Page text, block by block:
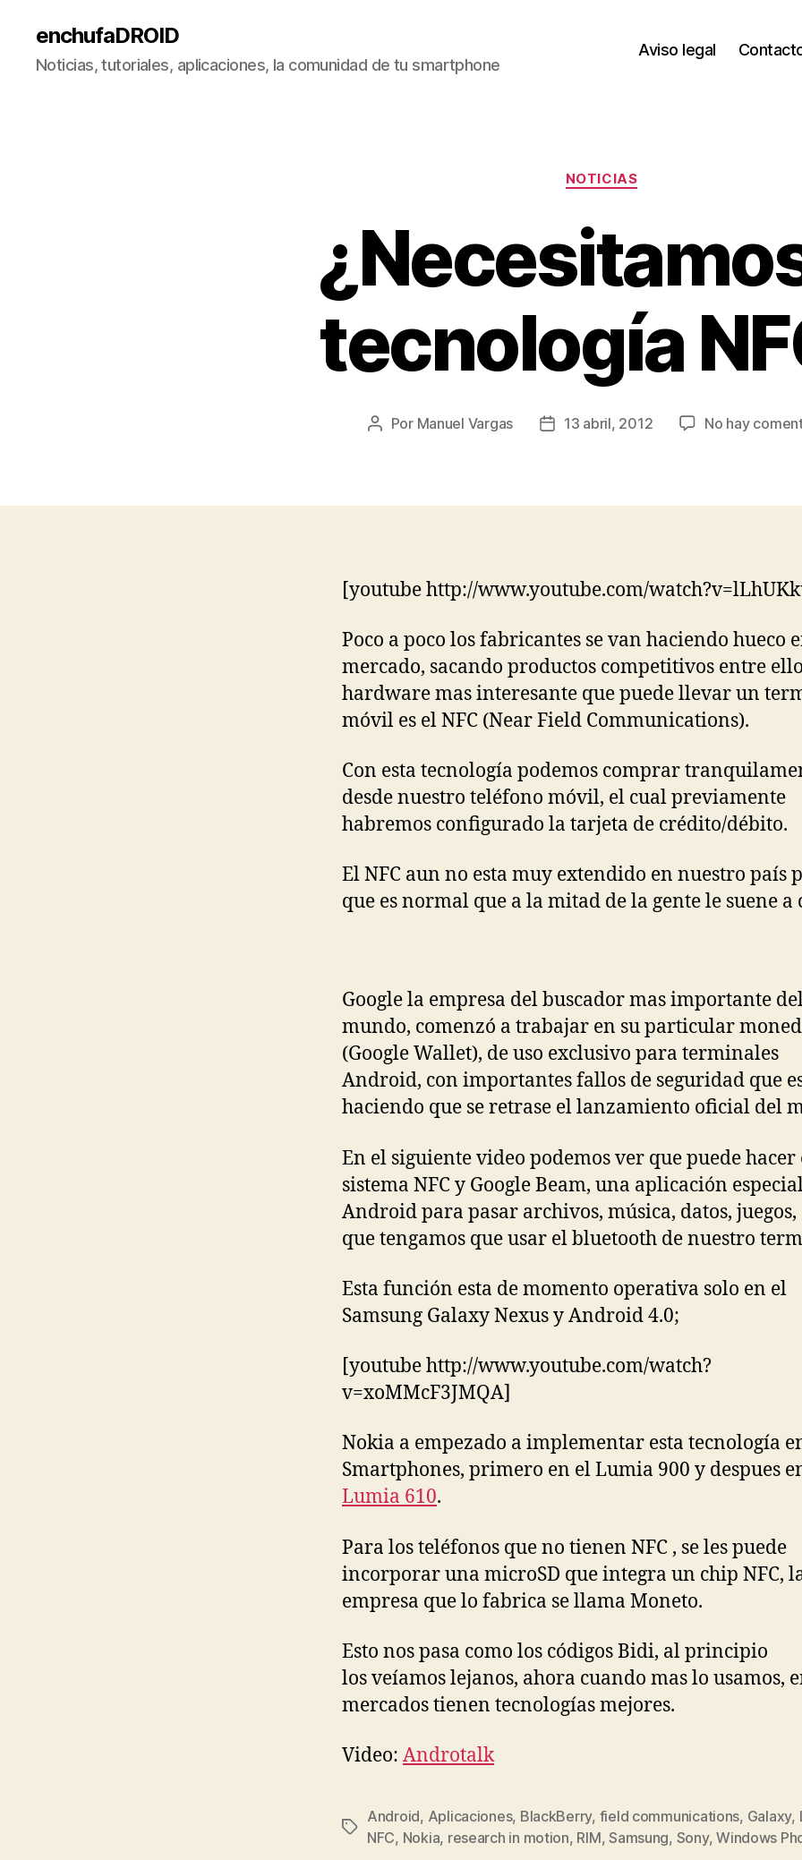
enchufaDROID
Noticias, tutoriales, aplicaciones, la comunidad de tu smartphone
Aviso legal
Categorías
NOTICIAS
tecnología
Autor
Por Manuel Vargas
Fecha13 abril, 2012 No hay
[youtube http://www.youtube.com/
Poco a poco los fabricantes se van haciendo hueco
mercado, sacando productos competitivos entre
hardware mas interesante que puede llevar un
móvil es el NFC (Near Field Communications).
Con esta tecnología podemos comprar
desde nuestro teléfono móvil, el cual previamente
habremos configurado la tarjeta de crédito/débito.
El NFC aun no esta muy extendido en nuestro país
que es normal que a la mitad de la gente le suene a
Google la empresa del buscador mas importante
mundo, comenzó a trabajar en su particular
(Google Wallet), de uso exclusivo para terminales
Android, con importantes fallos de seguridad que
haciendo que se retrase el lanzamiento oficial del
En el siguiente video podemos ver que puede hacer
sistema NFC y Google Beam, una aplicación
Android para pasar archivos, música, datos, juegos,
que tengamos que usar el bluetooth de nuestro
Esta función esta de momento operativa solo en el
Samsung Galaxy Nexus y Android 4.0;
[youtube http://www.youtube.com/watch?
v=xoMMcF3JMQA]
Nokia a empezado a implementar esta tecnología
Smartphones, primero en el Lumia 900 y despues
Lumia 610.
Para los teléfonos que no tienen NFC , se les puede
incorporar una microSD que integra un chip NFC,
empresa que lo fabrica se llama Moneto.
Esto nos pasa como los códigos Bidi, al principio
los veíamos lejanos, ahora cuando mas lo usamos,
mercados tienen tecnologías mejores.
Video: Androtalk
Etiquetas
Android, Aplicaciones, BlackBerry, field communications, Galaxy,
NFC, Nokia, research in motion, RIM,Samsung, Sony,Windows